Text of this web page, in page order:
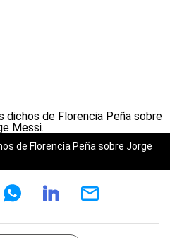
de Florencia Peña sobre Jorge